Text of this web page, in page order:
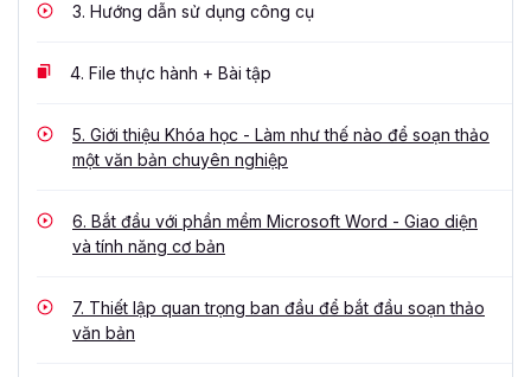
3. Hướng dẫn sử dụng công cụ
4. File thực hành + Bài tập
5. Giới thiệu Khóa học - Làm như thế nào để soạn thảo
một văn bản chuyên nghiệp
6. Bắt đầu với phần mềm Microsoft Word - Giao diện
và tính năng cơ bản
7. Thiết lập quan trọng ban đầu để bắt đầu soạn thảo
văn bản